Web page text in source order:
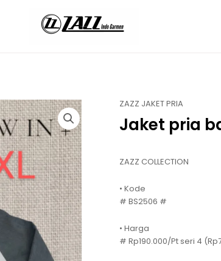
ZAZZ JAKET PRIA
Jaket pria
ZAZZ COLLECTION
• Kode
# BS2506 #
• Harga
# Rp190.000/Pt seri 4